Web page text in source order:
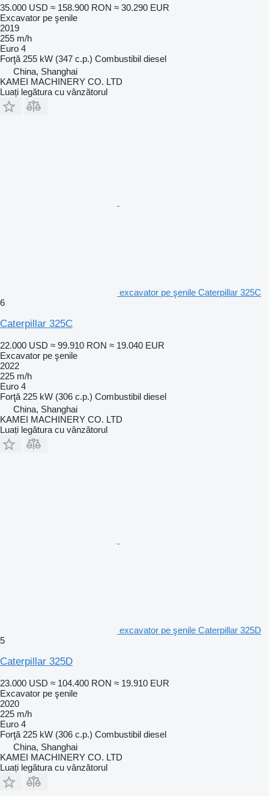
35.000 USD ≈ 158.900 RON ≈ 30.290 EUR
Excavator pe şenile
2019
255 m/h
Euro 4
Forţă 255 kW (347 c.p.) Combustibil diesel
China, Shanghai
KAMEI MACHINERY CO. LTD
Luați legătura cu vânzătorul
excavator pe şenile Caterpillar 325C
6
Caterpillar 325C
22.000 USD ≈ 99.910 RON ≈ 19.040 EUR
Excavator pe şenile
2022
225 m/h
Euro 4
Forţă 225 kW (306 c.p.) Combustibil diesel
China, Shanghai
KAMEI MACHINERY CO. LTD
Luați legătura cu vânzătorul
excavator pe şenile Caterpillar 325D
5
Caterpillar 325D
23.000 USD ≈ 104.400 RON ≈ 19.910 EUR
Excavator pe şenile
2020
225 m/h
Euro 4
Forţă 225 kW (306 c.p.) Combustibil diesel
China, Shanghai
KAMEI MACHINERY CO. LTD
Luați legătura cu vânzătorul